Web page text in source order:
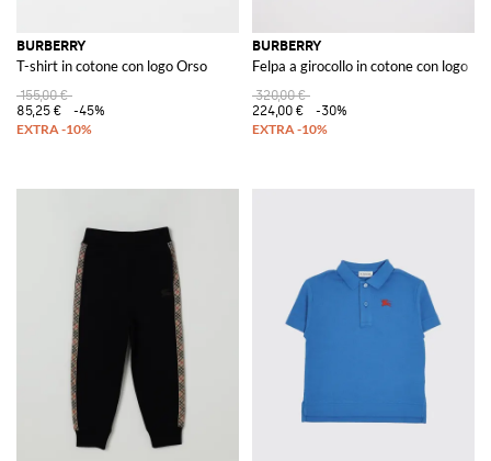
BURBERRY
T-shirt in cotone con logo Orso
155,00 €
85,25 €
-45%
BURBERRY
Felpa a girocollo in cotone con logo
320,00 €
224,00 €
-30%